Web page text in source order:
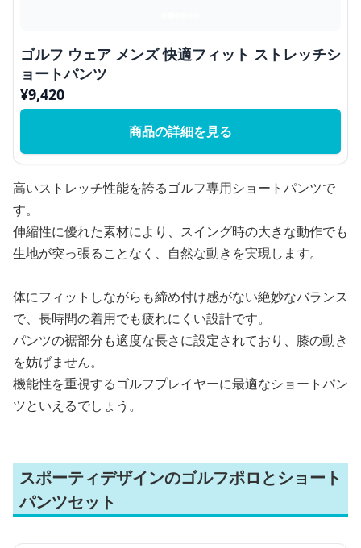
ゴルフ ウェア メンズ 快適フィット ストレッチシ
ョートパンツ
¥9,420
商品の詳細を見る
高いストレッチ性能を誇るゴルフ専用ショートパンツで
す。
伸縮性に優れた素材により、スイング時の大きな動作でも
生地が突っ張ることなく、自然な動きを実現します。
体にフィットしながらも締め付け感がない絶妙なバランス
で、長時間の着用でも疲れにくい設計です。
パンツの裾部分も適度な長さに設定されており、膝の動き
を妨げません。
機能性を重視するゴルフプレイヤーに最適なショートパン
ツといえるでしょう。
スポーティデザインのゴルフポロとショート
パンツセット